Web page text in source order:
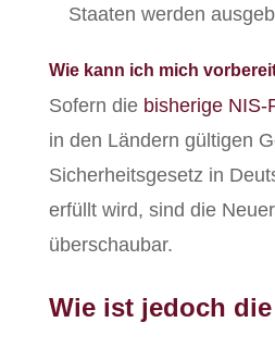
Staaten werden
Wie kann ich mich
Sofern die bisherige NIS-
in den Ländern gültigen
Sicherheitsgesetz in
erfüllt wird, sind die
überschaubar.
Wie ist jedoch